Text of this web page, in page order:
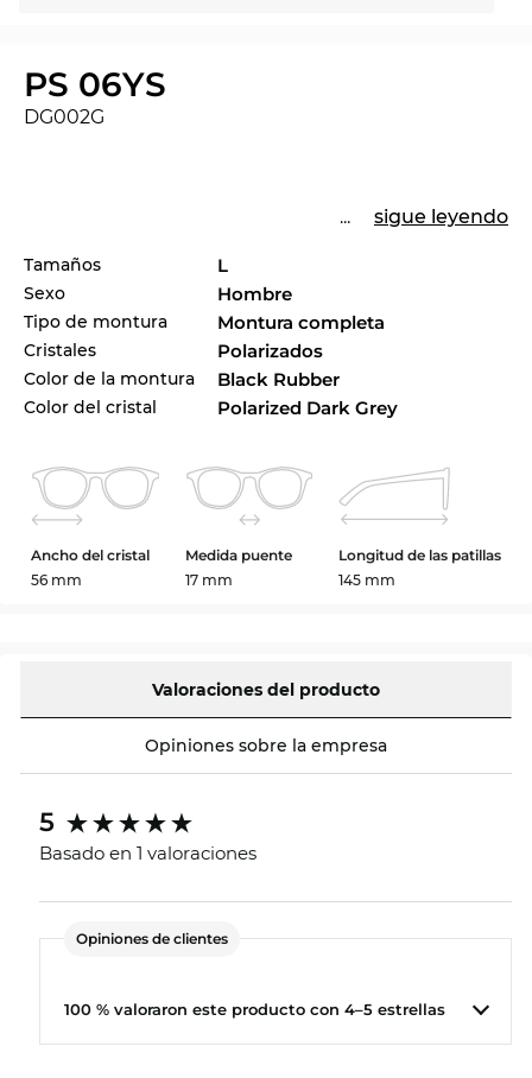
PS 06YS
DG002G
... sigue leyendo
Tamaños L
Sexo Hombre
Tipo de montura Montura completa
Cristales Polarizados
Color de la montura Black Rubber
Color del cristal Polarized Dark Grey
Ancho del cristal
56 mm
Medida puente
17 mm
Longitud de las patillas
145 mm
Valoraciones del producto
Opiniones sobre la empresa
5
Basado en 1 valoraciones
Opiniones de clientes
100 % valoraron este producto con 4–5 estrellas